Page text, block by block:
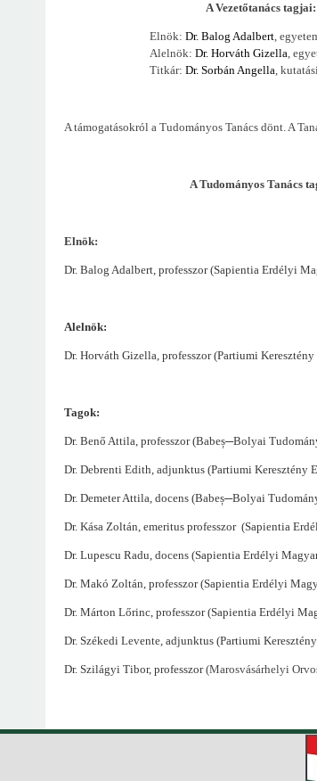
A Vezetőtanács tagjai:
Elnök: Dr. Balog Adalbert,
Alelnök: Dr. Horváth Gizella,
Titkár: Dr. Sorbán Angella,
A támogatásokról a Tudományos Tanács dönt. A
A Tudományos Tanács
Elnök:
Dr. Balog Adalbert, professzor (Sapientia Erdélyi
Alelnök:
Dr. Horváth Gizella, professzor (Partiumi
Tagok:
Dr. Benő Attila, professzor (Babeș─Bolyai
Dr. Debrenti Edith, adjunktus (Partiumi Keresztény
Dr. Demeter Attila, docens (Babeș─Bolyai
Dr. Kása Zoltán, emeritus professzor (Sapientia
Dr. Lupescu Radu, docens (Sapientia Erdélyi
Dr. Makó Zoltán, professzor (Sapientia Erdélyi
Dr. Márton Lőrinc, professzor (Sapientia Erdélyi
Dr. Székedi Levente, adjunktus (Partiumi
Dr. Szilágyi Tibor, professzor(Marosvásárhelyi